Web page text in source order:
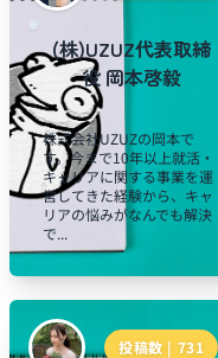
(株)UZUZ代表取締
役 岡本啓毅
株式会社UZUZの岡本で
す。今まで10年以上就活・
キャリアに関する事業を運
営してきた経験から、キャ
リアの悩みがなんでも解決
で...
投稿数 | 731